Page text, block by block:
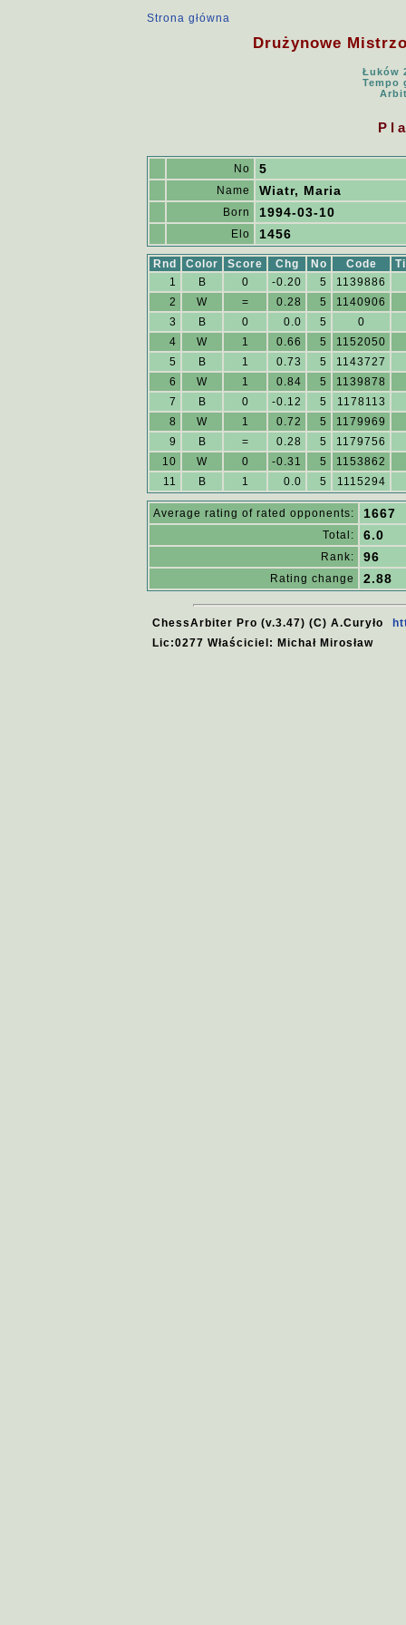
Strona główna
Drużynowe
Łuków
Tempo
No 5
Name Wiatr, Maria
Born 1994-03-10
Elo 1456
Rnd Color Score Chg No Code
1
B 0 -0.20 5
1139886
2
W = 0.28 5
1140906
3
B 0 0.0 5
0
4
W 1 0.66 5
1152050
5
B 1 0.73 5
1143727
6
W 1 0.84 5
1139878
7
B 0 -0.12 5
1178113
8
W 1 0.72 5
1179969
9
B = 0.28 5
1179756
10
W 0 -0.31 5
1153862
11
B 1 0.0 5 1115294
Average rating of rated opponents: 1667
Total: 6.0
Rank: 96
Rating change 2.88
ChessArbiter Pro (v.3.47) (C) A.Curyło
Lic:0277 Właściciel: Michał Mirosław